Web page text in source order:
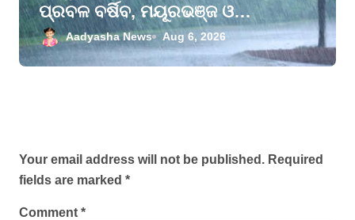
ପ୍ରବଳ ବର୍ଷିବ, ମୟୂରଭଞ୍ଜ ଓ
କେନ୍ଦୁଝରକୁ ଅରେଞ୍ଜ ଆଲର୍ଟ, ୨୮
ଜିଲ୍ଲାକୁ ୟେଲୋ ୱାର୍ଣ୍ଣିଂ
Aadyasha News Aug 6, 2026
Your email address will not be published. Required
fields are marked *
Comment *